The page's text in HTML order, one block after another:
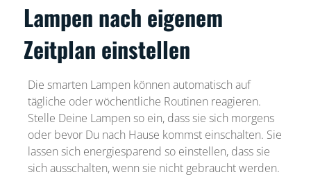
Lampen nach eigenem
Zeitplan einstellen
Die smarten Lampen können automatisch auf
tägliche oder wöchentliche Routinen reagieren.
Stelle Deine Lampen so ein, dass sie sich morgens
oder bevor Du nach Hause kommst einschalten. Sie
lassen sich energiesparend so einstellen, dass sie
sich ausschalten, wenn sie nicht gebraucht werden.